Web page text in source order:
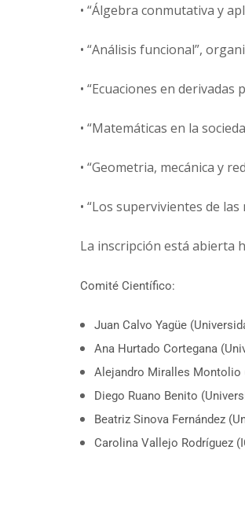
• “Álgebra conmutativa y
• “Análisis funcional”,
• “Ecuaciones en
• “Matemáticas en la
• “Geometria, mecánica y
• “Los supervivientes de
La inscripción está abierta
Comité Científico:
Juan Calvo Yagüe
Ana Hurtado Cortegana
Alejandro Miralles Montolio
Diego Ruano Benito
Beatriz Sinova Fernández
Carolina Vallejo Rodríguez